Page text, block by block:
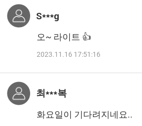
S***g
오~ 라이트 👍
2023.11.16 17:51:16
최***복
화요일이 기다려지네요..